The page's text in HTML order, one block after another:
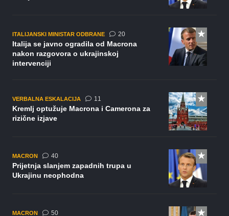
ITALIJANSKI MINISTAR ODBRANE 20komentara
Italija se javno ogradila od Macrona
nakon razgovora o ukrajinskoj
intervenciji
VERBALNA ESKALACIJA 11
Kremlj optužuje Macrona i Camerona za
rizične izjave
MACRON 40komentara
Prijetnja slanjem zapadnih trupa u
Ukrajinu neophodna
MACRON 50komentara